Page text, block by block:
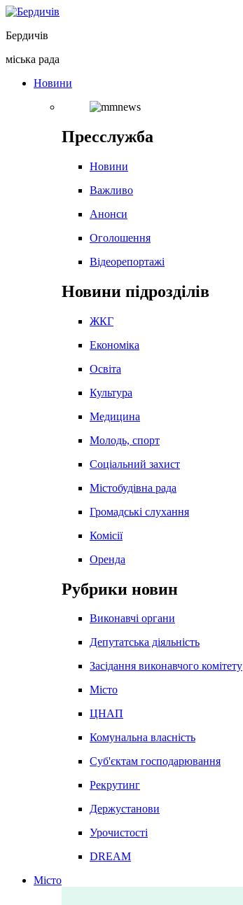
Перейти
вмісту
Бердичів
міська рада
Новини
Пресслужба
Новини
Важливо
Анонси
Оголошення
Відеорепортажі
Новини підрозділів
ЖКГ
Економіка
Освіта
Культура
Медицина
Молодь, спорт
Соціальний захист
Містобудівна рада
Громадські слухання
Комісії
Оренда
Рубрики новин
Виконавчі органи
Депутатська діяльність
Засідання виконавчого комітету
Місто
ЦНАП
Комунальна власність
Суб'єктам господарювання
Рекрутинг
Держустанови
Урочистості
DREAM
Місто